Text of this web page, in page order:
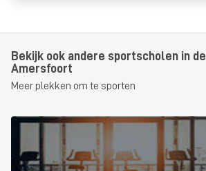
Bekijk ook andere sportscholen in
Amersfoort
Meer plekken om te sporten